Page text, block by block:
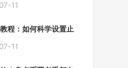
11
程：如何科学设置止
11